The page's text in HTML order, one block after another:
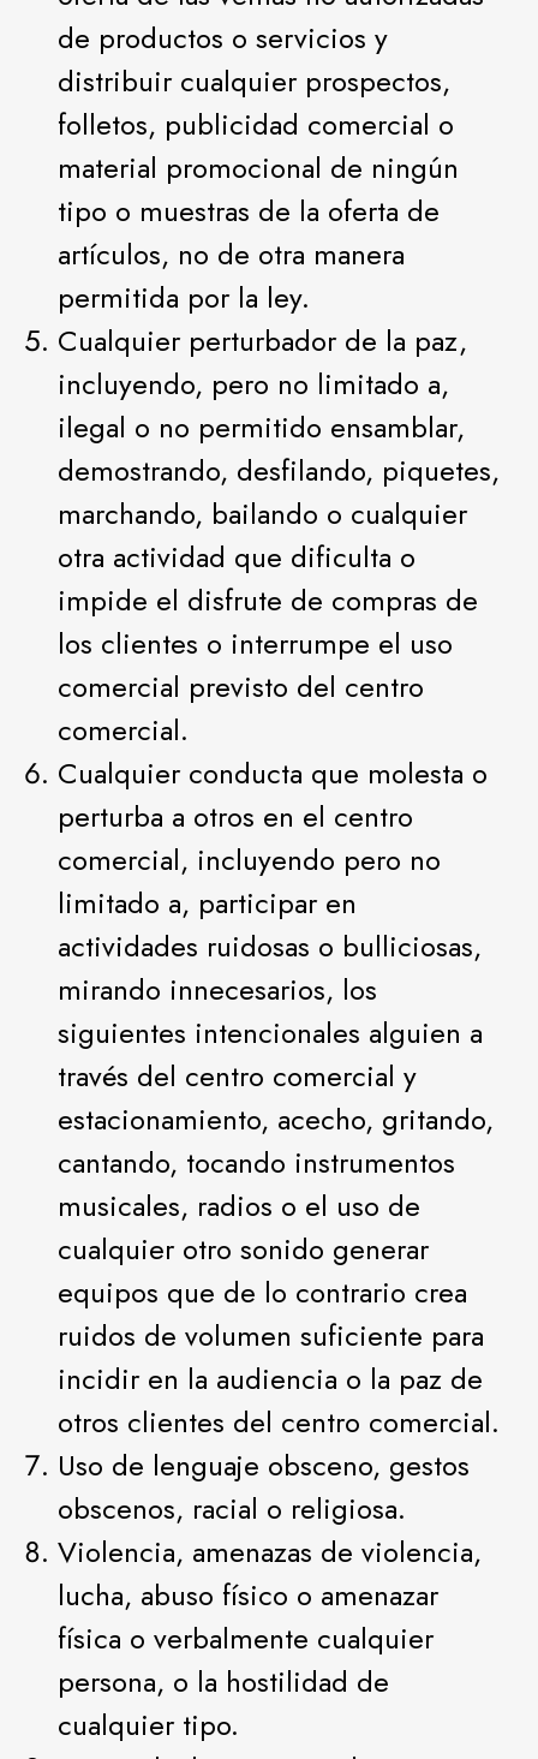
de productos o servicios y
distribuir cualquier prospectos,
folletos, publicidad comercial o
material promocional de ningún
tipo o muestras de la oferta de
artículos, no de otra manera
permitida por la ley.
Cualquier perturbador de la paz,
incluyendo, pero no limitado a,
ilegal o no permitido ensamblar,
demostrando, desfilando, piquetes,
marchando, bailando o cualquier
otra actividad que dificulta o
impide el disfrute de compras de
los clientes o interrumpe el uso
comercial previsto del centro
comercial.
Cualquier conducta que molesta o
perturba a otros en el centro
comercial, incluyendo pero no
limitado a, participar en
actividades ruidosas o bulliciosas,
mirando innecesarios, los
siguientes intencionales alguien a
través del centro comercial y
estacionamiento, acecho, gritando,
cantando, tocando instrumentos
musicales, radios o el uso de
cualquier otro sonido generar
equipos que de lo contrario crea
ruidos de volumen suficiente para
incidir en la audiencia o la paz de
otros clientes del centro comercial.
Uso de lenguaje obsceno, gestos
obscenos, racial o religiosa.
Violencia, amenazas de violencia,
lucha, abuso físico o amenazar
física o verbalmente cualquier
persona, o la hostilidad de
cualquier tipo.